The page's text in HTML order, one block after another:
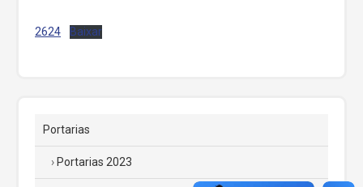
2624 Baixar
Portarias
Portarias 2023